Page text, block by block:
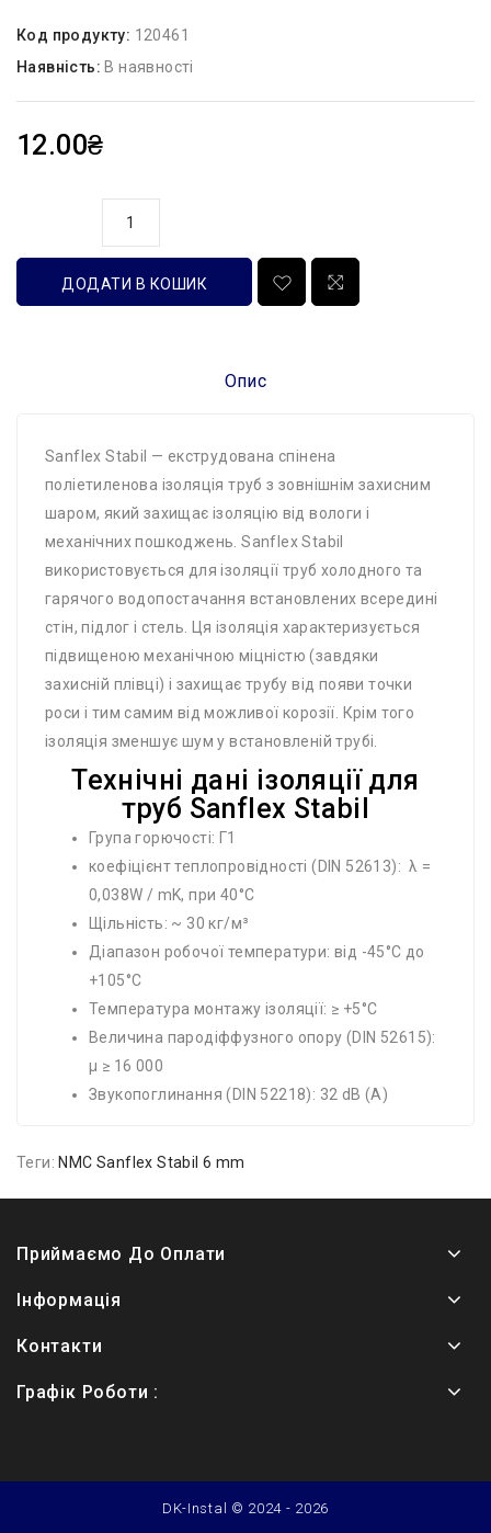
Код продукту: 120461
Наявність: В наявності
12.00₴
ДОДАТИ В КОШИК
Опис
Sanflex Stabil — екструдована спінена
поліетиленова ізоляція труб з зовнішнім захисним
шаром, який захищає ізоляцію від вологи і
механічних пошкоджень. Sanflex Stabil
використовується для ізоляції труб холодного та
гарячого водопостачання встановлених всередині
стін, підлог і стель. Ця ізоляція характеризується
підвищеною механічною міцністю (завдяки
захисній плівці) і захищає трубу від появи точки
роси і тим самим від можливої корозії. Крім того
ізоляція зменшує шум у встановленій трубі.
Технічні дані ізоляції для
труб Sanflex Stabil
Група горючості: Г1
коефіцієнт теплопровідності (DIN 52613): λ =
0,038W / mK, при 40°C
Щільність: ~ 30 кг/м³
Діапазон робочої температури: від -45°C до
+105°C
Температура монтажу ізоляції: ≥ +5°C
Величина пародіффузного опору (DIN 52615):
μ ≥ 16 000
Звукопоглинання (DIN 52218): 32 dB (A)
Теги: NMC Sanflex Stabil 6 mm
Приймаємо До Оплати
Інформація
Контакти
Графік Роботи :
DK-Instal © 2024 - 2026